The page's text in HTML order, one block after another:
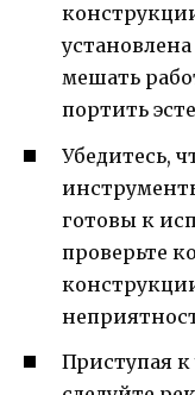
мешать
портить
Убедитесь,
готовы к
проверьте
Приступая